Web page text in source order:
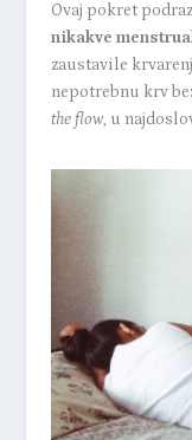
Ovaj pokret
nikakve
zaustavile
nepotrebnu krv
the flow, u